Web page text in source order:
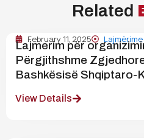
Related
February 11, 2025 Lajmërime
Lajmerim për
Përgjithshme
Bashkësisë Shqiptaro-
View Details